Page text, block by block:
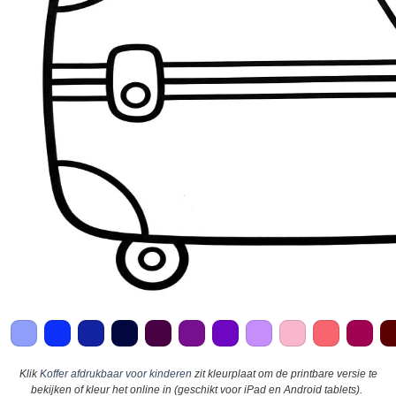
KlikKoffer afdrukbaar voor kinderen zit kleurplaat om de printbare versie te
bekijken of kleur het online in (geschikt voor iPad en Android tablets).